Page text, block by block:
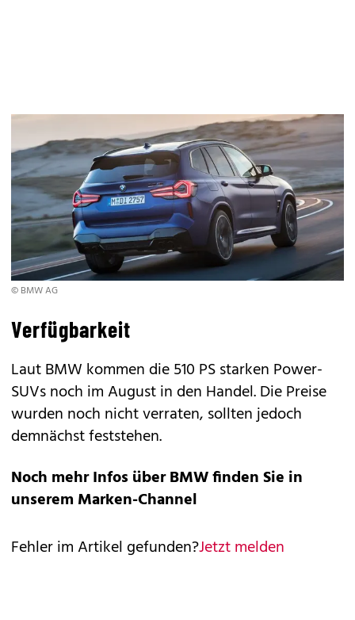
© BMW AG
Verfügbarkeit
Laut BMW kommen die 510 PS starken Power-
SUVs noch im August in den Handel. Die Preise
wurden noch nicht verraten, sollten jedoch
demnächst feststehen.
Noch mehr Infos über BMW finden Sie in
unserem Marken-Channel
Fehler im Artikel gefunden?Jetzt melden